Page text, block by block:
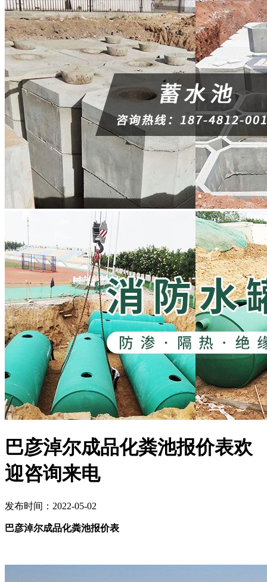
巴彦淖尔成品化粪池报价表欢
迎咨询来电
发布时间：2022-05-02
巴彦淖尔成品化粪池报价表